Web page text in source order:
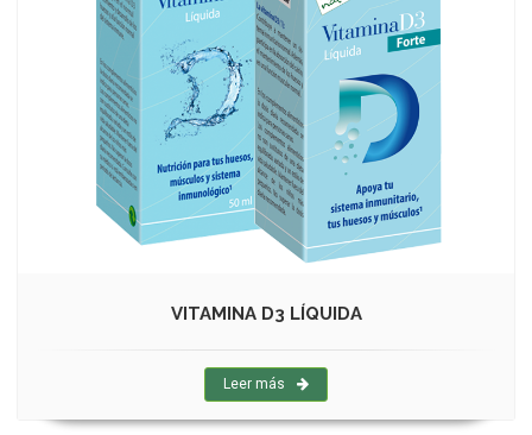
VITAMINA D3 LÍQUIDA
Leer más